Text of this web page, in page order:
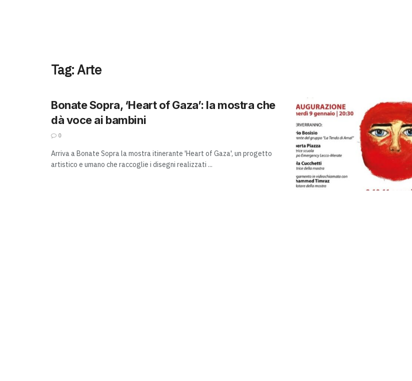
Tag:Arte
Bonate Sopra, ‘Heart of Gaza’: la mostra che
dà voce ai bambini
0
Arriva a Bonate Sopra la mostra itinerante 'Heart of Gaza', un progetto
artistico e umano che raccoglie i disegni realizzati ...